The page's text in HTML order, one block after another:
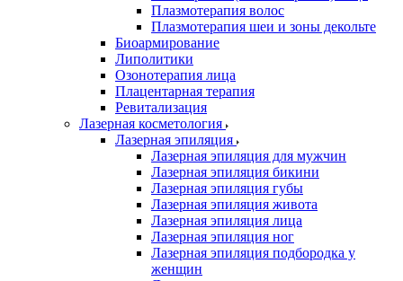
Плазмотерапия волос
Плазмотерапия шеи и зоны декольте
Биоармирование
Липолитики
Озонотерапия лица
Плацентарная терапия
Ревитализация
Лазерная косметология
Лазерная эпиляция
Лазерная эпиляция для мужчин
Лазерная эпиляция бикини
Лазерная эпиляция губы
Лазерная эпиляция живота
Лазерная эпиляция лица
Лазерная эпиляция ног
Лазерная эпиляция подбородка у
женщин